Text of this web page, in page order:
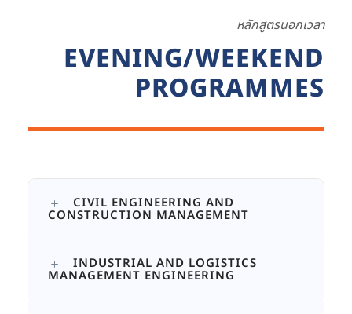
หลักสูตรนอกเวลา
EVENING/WEEKEND
PROGRAMMES
CIVIL ENGINEERING AND
CONSTRUCTION MANAGEMENT
INDUSTRIAL AND LOGISTICS
MANAGEMENT ENGINEERING